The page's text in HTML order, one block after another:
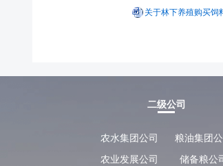
关于林下养殖购买饲
二级公司
农水集团公司
农业发展公司
粮油集团
储备粮公